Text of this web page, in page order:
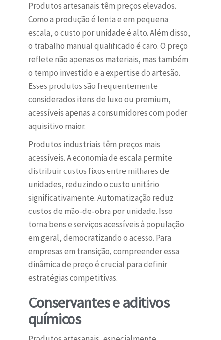
Produtos artesanais têm preços elevados.
Como a produção é lenta e em pequena
escala, o custo por unidade é alto. Além disso,
o trabalho manual qualificado é caro. O preço
reflete não apenas os materiais, mas também
o tempo investido e a expertise do artesão.
Esses produtos são frequentemente
considerados itens de luxo ou premium,
acessíveis apenas a consumidores com poder
aquisitivo maior.
Produtos industriais têm preços mais
acessíveis. A economia de escala permite
distribuir custos fixos entre milhares de
unidades, reduzindo o custo unitário
significativamente. Automatização reduz
custos de mão-de-obra por unidade. Isso
torna bens e serviços acessíveis à população
em geral, democratizando o acesso. Para
empresas em transição, compreender essa
dinâmica de preço é crucial para definir
estratégias competitivas.
Conservantes e aditivos
químicos